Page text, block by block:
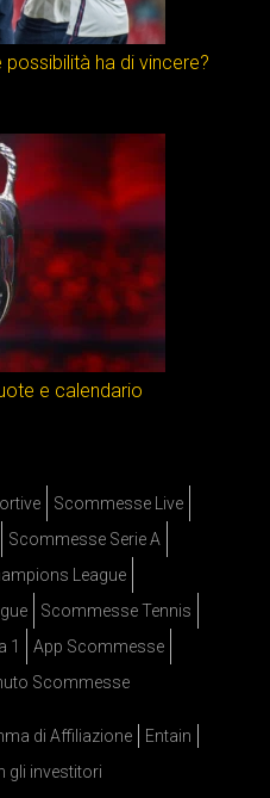
possibilità ha di vincere?
e calendario
Scommesse Live
Scommesse Serie A
League
Scommesse Tennis
1
App Scommesse
Scommesse
di Affiliazione
Entain
gli investitori